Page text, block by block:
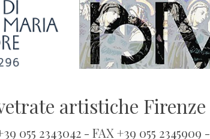
artistiche Firenze
055 2343042 - FAX +39 055 2345909 -